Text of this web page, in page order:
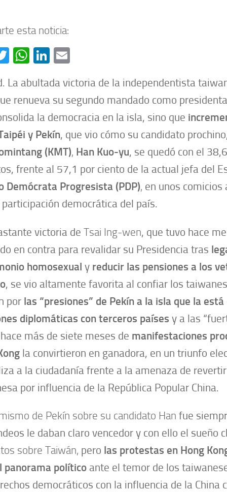
esta noticia:
Twitter
WhatsApp
LinkedIn
La abultada victoria de la independentista
renueva su segundo mandado como
la democracia en la isla, sino que
y Pekín, que vio cómo su candidato
(KMT), Han Kuo-yu, se quedó con el
frente al 57,1 por ciento de la actual jefa del
Demócrata Progresista (PDP), en unos comicios
democrática del país.
victoria de Tsai Ing-wen, que tuvo hace
en contra para revalidar su Presidencia tras
homosexual y reducir las pensiones a los
, se vio altamente favorita al confiar los
por las “presiones” de Pekín a la isla que la está
diplomáticas con terceros países y a las
más de siete meses de manifestaciones
la convirtieron en ganadora, en un triunfo
a la ciudadanía frente a la amenaza de
por influencia de la República Popular China.
de Pekín sobre su candidato Han fue
le daban claro vencedor y con ello el sueño
sobre Taiwán, pero las protestas en Hong
panorama político ante el temor de los
democráticos con la influencia de la China